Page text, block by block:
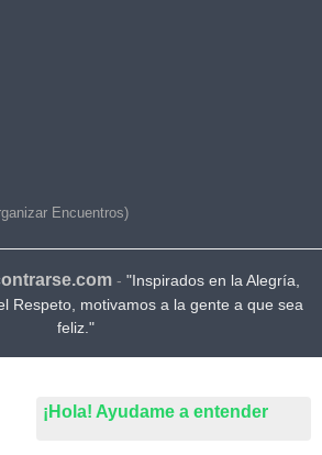
¡Hola! Ayudame a entender
Encuentros)
- "Inspirados en la Alegría,
Respeto, motivamos a la gente a que sea
feliz."